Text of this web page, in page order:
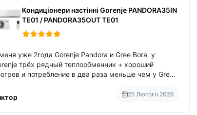
Кондиціонери настінні Gorenje PANDORA35IN
TE01 / PANDORA35OUT TE01
уже 2года Gorenje Pandora и Gree Bora у
трёх рядный теплообменник + хороший
и потребление в два раза меньше чем у Gree
с паркетником ре
25 Лютого 2026